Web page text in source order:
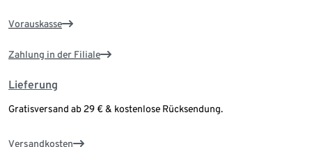
Vorauskasse
Zahlung in der Filiale
Lieferung
Gratisversand ab 29 € & kostenlose Rücksendung.
Versandkosten